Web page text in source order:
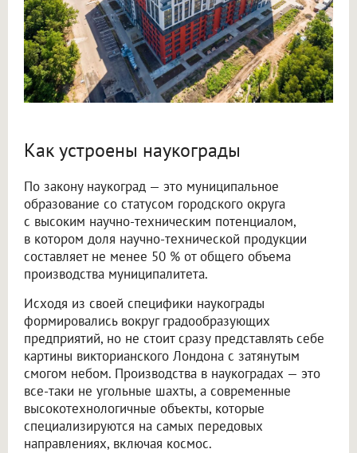
Как устроены наукограды
По закону наукоград — это муниципальное
образование со статусом городского округа
с высоким научно-техническим потенциалом,
в котором доля научно-технической продукции
составляет не менее 50 % от общего объема
производства муниципалитета.
Исходя из своей специфики наукограды
формировались вокруг градообразующих
предприятий, но не стоит сразу представлять себе
картины викторианского Лондона с затянутым
смогом небом. Производства в наукоградах — это
все-таки не угольные шахты, а современные
высокотехнологичные объекты, которые
специализируются на самых передовых
направлениях, включая космос.